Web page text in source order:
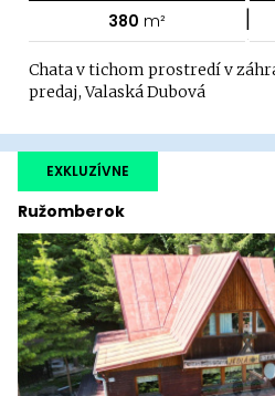
380 m² |
Chata v tichom prostredí v
predaj, Valaská Dubová
Ružomberok
EXKLUZÍVNE